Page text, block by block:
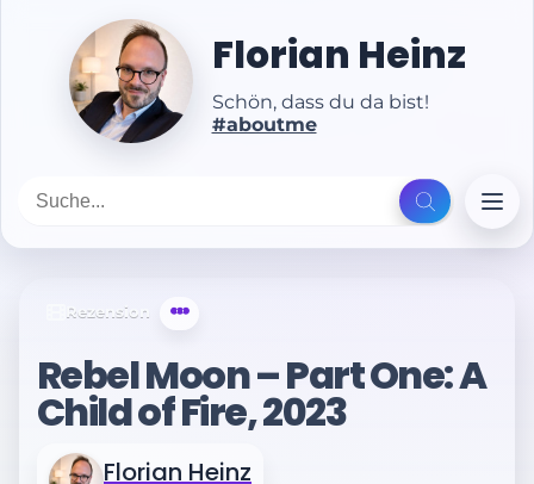
Florian Heinz
Schön, dass du da bist!
#aboutme
Rezension
Rebel Moon – Part One: A
Child of Fire, 2023
Florian Heinz